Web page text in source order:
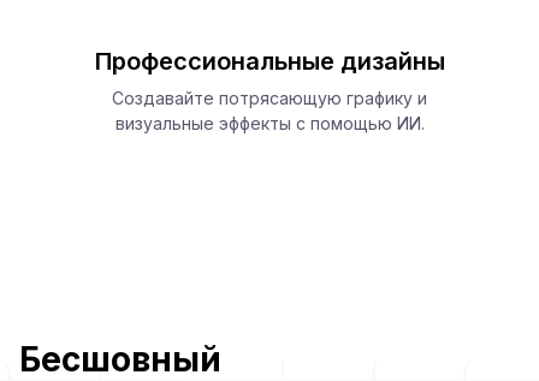
Профессиональные дизайны
Создавайте потрясающую графику и
визуальные эффекты с помощью ИИ.
Бесшовный